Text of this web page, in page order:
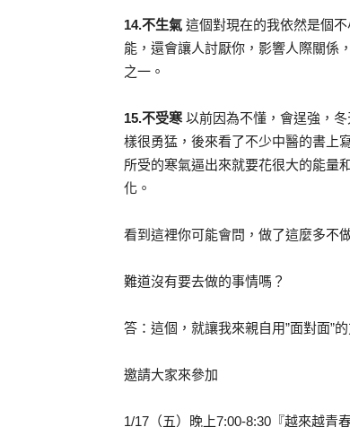
14.不生氣 這個對現在的我依然是個
能，還會讓人討厭你，影響人際關係
之一。
15.不受寒 以前因為不懂，會逞強，
樣很勇猛，後來看了不少中醫的書上
所受的寒氣逼出來就要花很大的能量
化。
看到這裡你可能會問，做了這麼多不
難道沒有要去做的事情嗎？
答：這個，就讓我來親自用”面對面”
邀請大家來參加
1/17（五）晚上7:00-8:30『越來越青